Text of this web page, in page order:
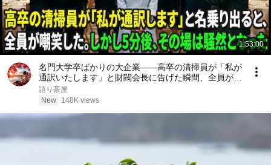
1:53:00
名門大学卒ばかりの大企業――高卒の清掃員が「私が
通訳いたします」と財閥会長に告げた瞬間、全員が嘲
笑した。しかし5分後、その場は静まり返った。#動
エピソード#老後の物語 #家族の物語
語り茶屋
New
148K views